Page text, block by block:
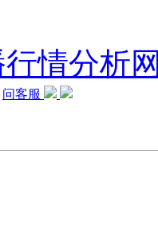
问客服